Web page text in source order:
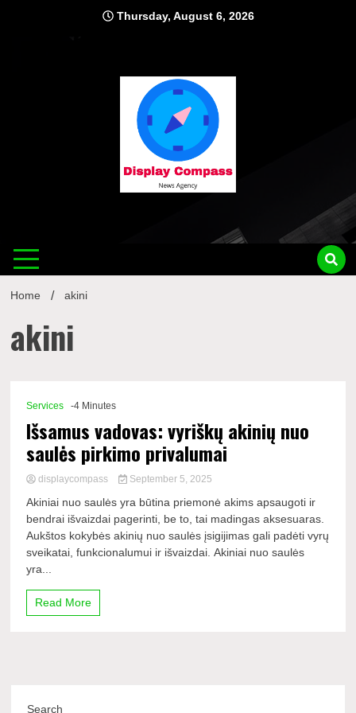
Thursday, August 6, 2026
Home akini
akini
Services -4 Minutes
Išsamus vadovas: vyriškų akinių nuo
saulės pirkimo privalumai
displaycompass September 5, 2025
Akiniai nuo saulės yra būtina priemonė akims apsaugoti ir
bendrai išvaizdai pagerinti, be to, tai madingas aksesuaras.
Aukštos kokybės akinių nuo saulės įsigijimas gali padėti vyrų
sveikatai, funkcionalumui ir išvaizdai. Akiniai nuo saulės
yra...
Read More
Search